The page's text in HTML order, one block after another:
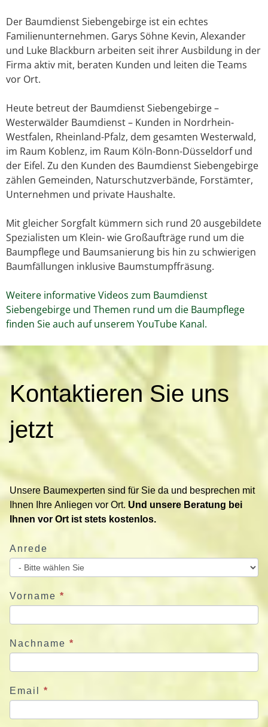
Der Baumdienst Siebengebirge ist ein echtes
Familienunternehmen. Garys Söhne Kevin, Alexander
und Luke Blackburn arbeiten seit ihrer Ausbildung in der
Firma aktiv mit, beraten Kunden und leiten die Teams
vor Ort.
Heute betreut der Baumdienst Siebengebirge –
Westerwälder Baumdienst – Kunden in Nordrhein-
Westfalen, Rheinland-Pfalz, dem gesamten Westerwald,
im Raum Koblenz, im Raum Köln-Bonn-Düsseldorf und
der Eifel. Zu den Kunden des Baumdienst Siebengebirge
zählen Gemeinden, Naturschutzverbände, Forstämter,
Unternehmen und private Haushalte.
Mit gleicher Sorgfalt kümmern sich rund 20 ausgebildete
Spezialisten um Klein- wie Großaufträge rund um die
Baumpflege und Baumsanierung bis hin zu schwierigen
Baumfällungen inklusive Baumstumpffräsung.
Weitere informative Videos zum Baumdienst
Siebengebirge und Themen rund um die Baumpflege
finden Sie auch auf unserem YouTube Kanal.
o
n
t
e
r
e
S
e
u
n
s
e
t
Kontaktieren Sie uns
jetzt
Unsere Baumexperten sind für Sie da und besprechen mit
Ihnen Ihre Anliegen vor Ort. Und unsere Beratung bei
Ihnen vor Ort ist stets kostenlos.
Anrede
Vorname *
Nachname *
Email *